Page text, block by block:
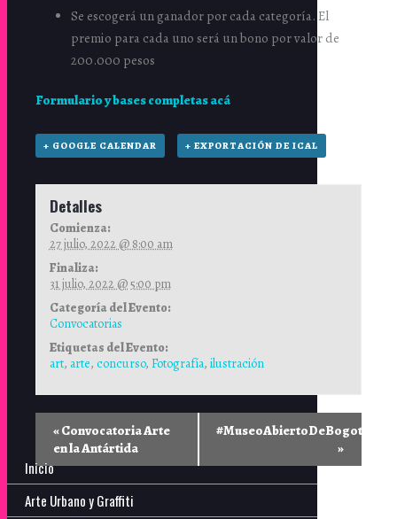
Se escogerá un ganador por cada categoría. El
premio para cada uno será un bono por valor de
200.000 pesos
Formulario y bases completas acá
+ GOOGLE CALENDAR + EXPORTACIÓN DE ICAL
Detalles
Comienza:
27 julio, 2022 @ 8:00 am
Finaliza:
31 julio, 2022 @ 5:00 pm
Categoría del Evento:
Convocatorias
Etiquetas del Evento:
art, arte, concurso, Fotografía, ilustración
«Convocatoria Arte
en la Antártida
#MuseoAbiertoDeBogotá
»
Inicio
Arte Urbano y Graffiti